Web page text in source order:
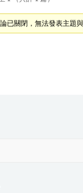
已關閉，無法發表主題與